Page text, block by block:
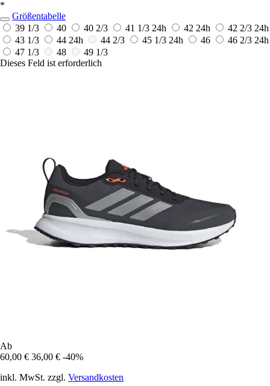
*
Größentabelle
39 1/3
40 40 2/3 41 1/3 24h 42 24h 42 2/3 24h
43 1/3
44 24h 44 2/3 45 1/3 24h 46 46 2/3 24h
47 1/3
48
49 1/3
Dieses Feld ist erforderlich
Ab
60,00 € 36,00 € -40%
inkl. MwSt. zzgl. Versandkosten